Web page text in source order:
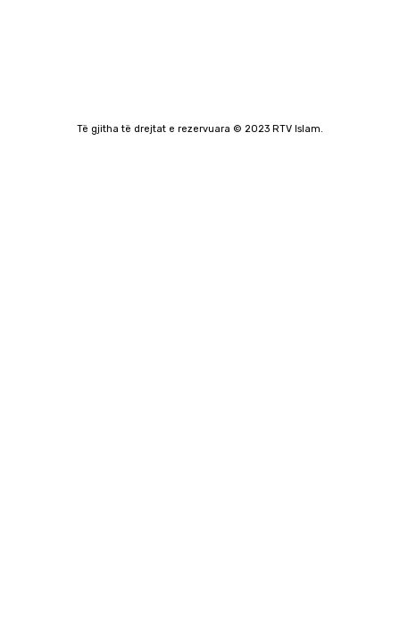
Të gjitha të drejtat e rezervuara © 2023 RTV Islam.